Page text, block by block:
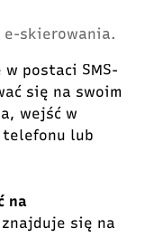
e-skierowania.
postaci SMS-
się na swoim
wejść w
telefonu lub
na
się na